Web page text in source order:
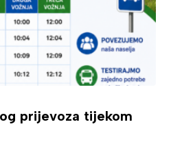
prijevoza tijekom